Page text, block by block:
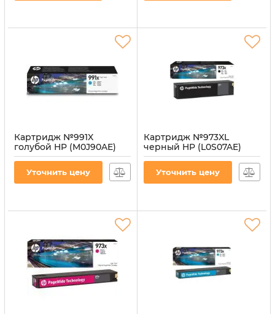
Картридж №991X
голубой HP (M0J90AE)
Артикул:CI-HP-M0J90AE-C
Уточнить цену
Картридж №973XL
черный HP (L0S07AE)
Артикул:CI-HP-L0S07AE-B
Уточнить цену